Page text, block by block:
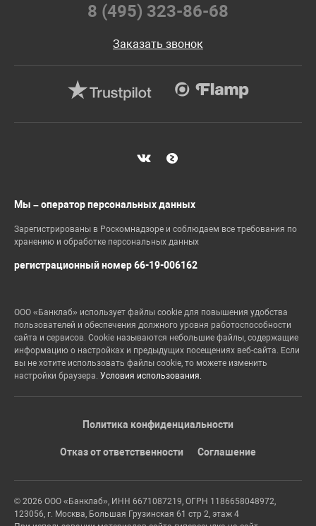
8 (495) 323-86-68
Заказать звонок
Мы – оператор персональных данных
Зарегистрированы в Роскомнадзоре и соблюдаем все требования по
хранению и обработке персональных данных
регистрационный номер 66-19-006162
ООО «Банклаб» использует файлы cookie для повышения удобства
пользователей и обеспечения должного уровня работоспособности
сайта и сервисов. Cookie называются небольшие файлы, содержащие
информацию о настройках и предыдущих посещениях веб-сайта. Если
вы не хотите использовать файлы cookie, то можете изменить
настройки браузера. Условия использования.
Политика конфиденциальности
Отказ от ответственности Соглашение
© 2026 ООО «Банклаб», ИНН 6671087219, ОГРН 1186658048972,
123056, г. Москва, Большая Грузинская 61 стр 2, этаж 4